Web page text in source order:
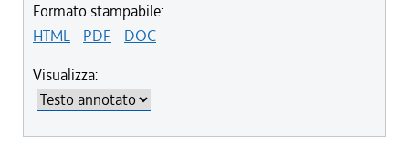
Formato stampabile:
HTML- PDF - DOC
Visualizza: